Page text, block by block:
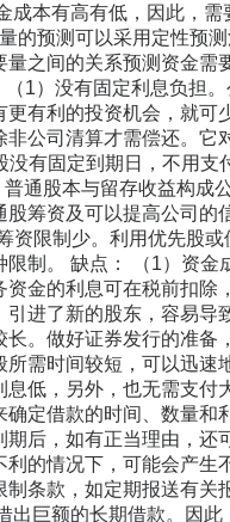
本有高有低，因此，
量的预测可以采用定性
间的关系预测资金需
1）没有固定利息负担
有利的投资机会，就
公司清算才需偿还。
有固定到期日，不用
通股本与留存收益构成
筹资及可以提高公司
资限制少。利用优先股
制。 缺点： （1）资
金的利息可在税前扣
进了新的股东，容易
。做好证券发行的准
需时间较短，可以迅速
低，另外，也无需支付
定借款的时间、数量
后，如有正当理由，
的情况下，可能会产生
条款，如定期报送有
出巨额的长期借款。因